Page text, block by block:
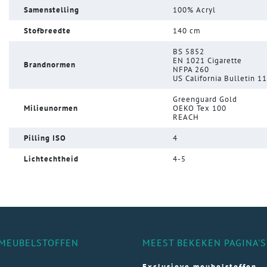
Samenstelling 100% Acryl
Stofbreedte 140 cm
Brandnormen
BS 5852
EN 1021 Cigarette
NFPA 260
US California Bulletin
Milieunormen
Greenguard Gold
OEKO Tex 100
REACH
Pilling ISO 4
Lichtechtheid 4-5
MEEST BEKEKEN PAGINA'S